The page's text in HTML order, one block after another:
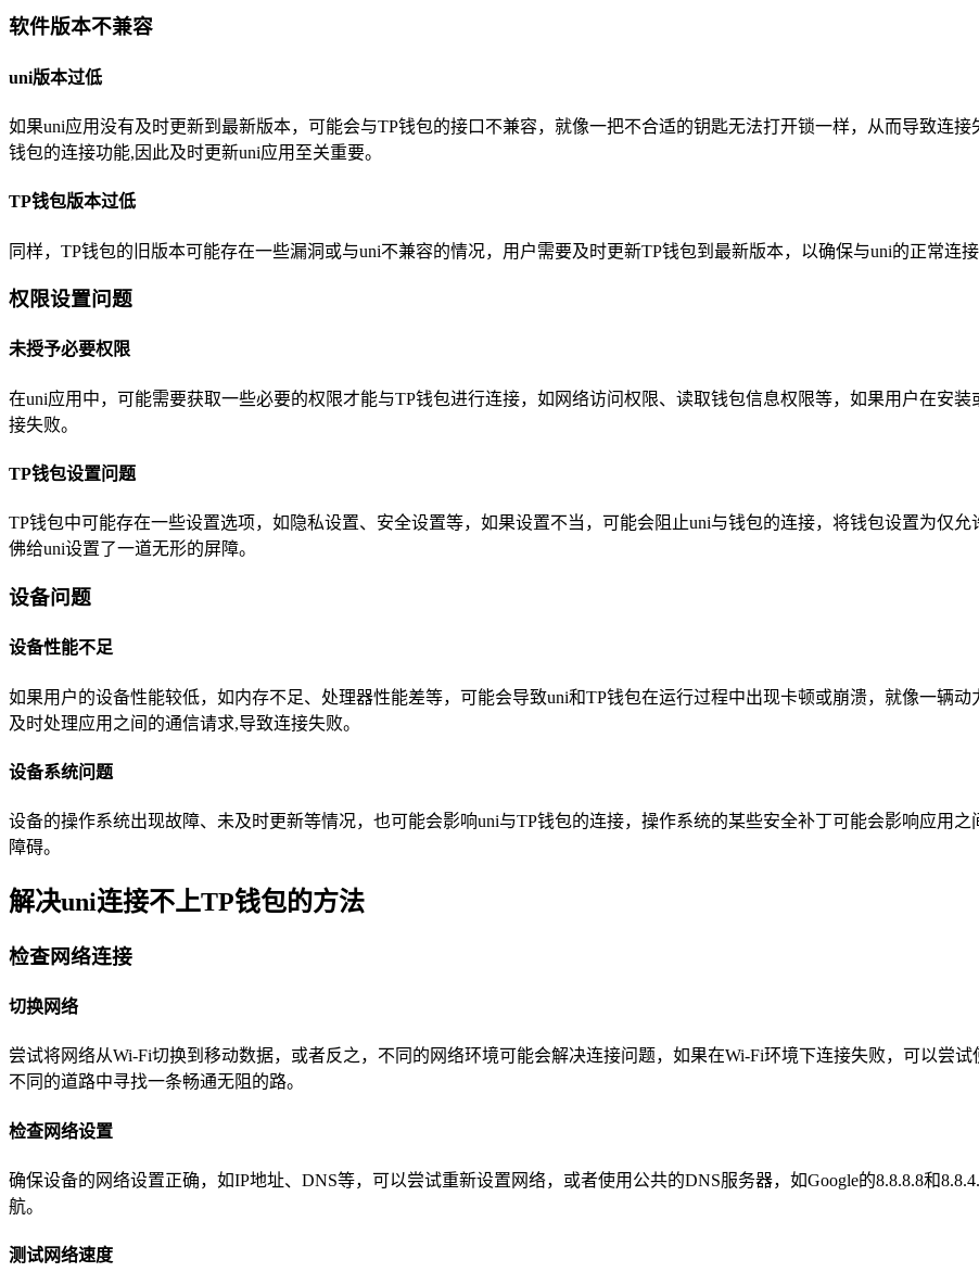
软件版本不兼容
uni版本过低
如果uni应用没有及时更新到最新版本，可能会与TP钱包的接口不兼容，就像一把不合适的钥匙无法打开锁一样，从而导致连
钱包的连接功能,因此及时更新uni应用至关重要。
TP钱包版本过低
同样，TP钱包的旧版本可能存在一些漏洞或与uni不兼容的情况，用户需要及时更新TP钱包到最新版本，以确保与uni的正常连
权限设置问题
未授予必要权限
在uni应用中，可能需要获取一些必要的权限才能与TP钱包进行连接，如网络访问权限、读取钱包信息权限等，如果用户在安
接失败。
TP钱包设置问题
TP钱包中可能存在一些设置选项，如隐私设置、安全设置等，如果设置不当，可能会阻止uni与钱包的连接，将钱包设置为仅
佛给uni设置了一道无形的屏障。
设备问题
设备性能不足
如果用户的设备性能较低，如内存不足、处理器性能差等，可能会导致uni和TP钱包在运行过程中出现卡顿或崩溃，就像一辆
及时处理应用之间的通信请求,导致连接失败。
设备系统问题
设备的操作系统出现故障、未及时更新等情况，也可能会影响uni与TP钱包的连接，操作系统的某些安全补丁可能会影响应用
障碍。
解决uni连接不上TP钱包的方法
检查网络连接
切换网络
尝试将网络从Wi-Fi切换到移动数据，或者反之，不同的网络环境可能会解决连接问题，如果在Wi-Fi环境下连接失败，可以尝
不同的道路中寻找一条畅通无阻的路。
检查网络设置
确保设备的网络设置正确，如IP地址、DNS等，可以尝试重新设置网络，或者使用公共的DNS服务器，如Google的8.8.8.8和
航。
测试网络速度